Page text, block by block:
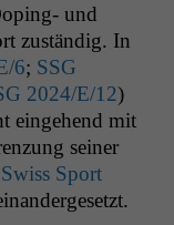
und
zuständig. In
6; SSG
2024/E/12)
einge­hend mit
sein­er
Sport